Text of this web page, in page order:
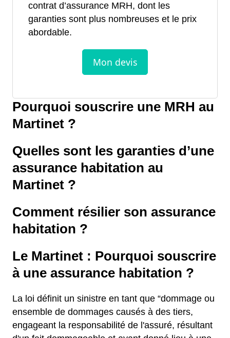
contrat d’assurance MRH, dont les
garanties sont plus nombreuses et le prix
abordable.
Pourquoi souscrire une MRH au
Martinet ?
Quelles sont les garanties d’une
assurance habitation au
Martinet ?
Comment résilier son assurance
habitation ?
Le Martinet : Pourquoi souscrire
à une assurance habitation ?
La loi définit un sinistre en tant que “dommage ou
ensemble de dommages causés à des tiers,
engageant la responsabilité de l'assuré, résultant